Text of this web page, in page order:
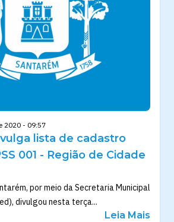
2020 - 09:57
lista de cadastro
001 - Região de Cidade
por meio da Secretaria Municipal
divulgou nesta terça...
Leia Mais